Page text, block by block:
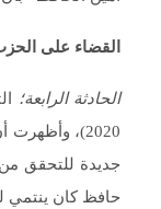
القضاء على الحزب بـ13 سيارة
الحادثة الرابعة؛
2020)،
جديدة للتحقق
حافظ كان ينتمي